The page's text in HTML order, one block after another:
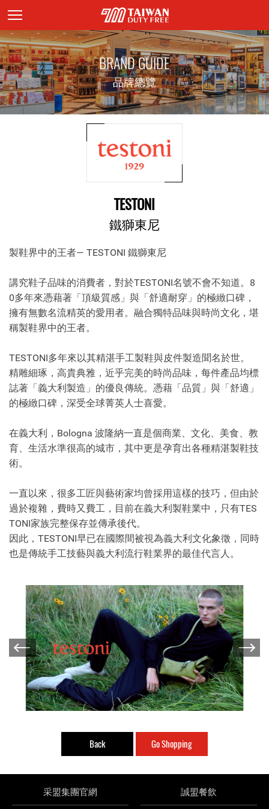
頁面主標題
BRAND GUIDE
品牌總覽
TESTONI
鐵獅東尼
製鞋界中的王者— TESTONI 鐵獅東尼
講究鞋子品味的消費者，對於TESTONI名號不會不知道。8
0多年來憑藉著「頂級質感」與「舒適耐穿」的極緻口碑，
擁有無數名流精英的愛用者。融合獨特品味與時尚文化，堪
稱製鞋界中的王者。
TESTONI多年來以其精湛手工製鞋與皮件製造聞名於世。
精雕細琢，高貴典雅，近乎完美的時尚品味，每件產品均標
誌著「義大利製造」的優良傳統。憑藉「品質」與「舒適」
的極緻口碑，深受全球菁英人士喜愛。
在義大利，Bologna 波隆納一直是個商業、文化、美食、教
育、生活水準很高的城市，其中更是孕育出各種精湛製鞋技
術。
一直以來，很多工匠與藝術家均曾採用這樣的技巧，但由於
過於複雜，費時又費工，目前在義大利製鞋業中，只有TES
TONI家族完整保存並傳承後代。
因此，TESTONI早已在國際間被視為義大利文化象徵，同時
也是傳統手工技藝與義大利流行鞋業界的最佳代言人。
Back Go Shopping
采盟集團官網 誠盟餐飲